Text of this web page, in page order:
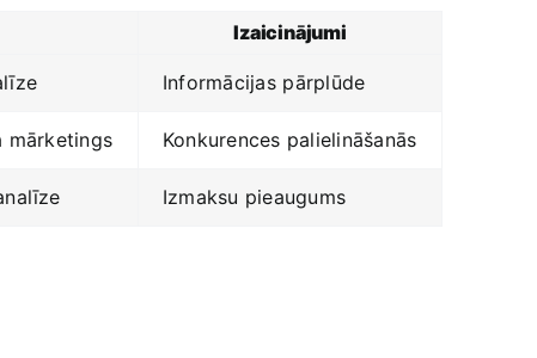
Izaicinājumi
Informācijas ⁤pārplūde
mārketings Konkurences palielināšanās
Izmaksu pieaugums